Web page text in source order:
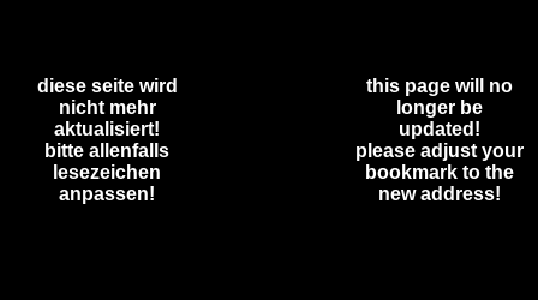
diese seite wird
nicht mehr
aktualisiert!
bitte allenfalls
lesezeichen
anpassen!
this page will no
longer be
updated!
please adjust your
bookmark to the
new address!